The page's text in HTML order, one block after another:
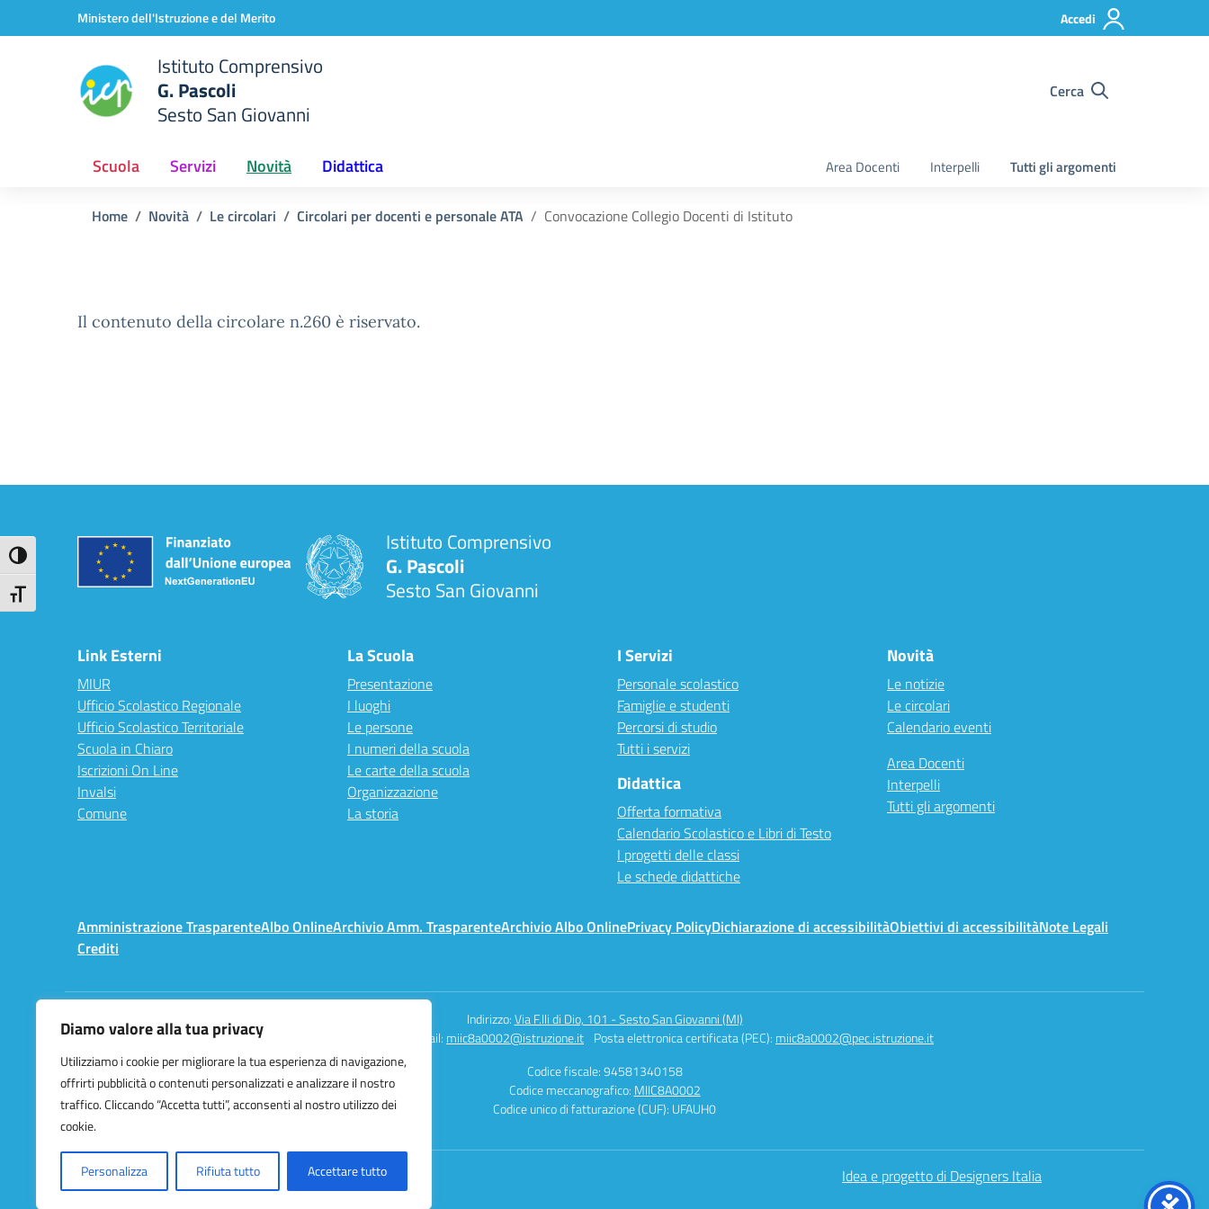
Diamo valore alla tua privacy
Utilizziamo i cookie per migliorare la tua esperienza di navigazione,
offrirti pubblicità o contenuti personalizzati e analizzare il nostro
traffico. Cliccando “Accetta tutti”, acconsenti al nostro utilizzo dei
cookie.
Personalizza Rifiuta tutto Accettare tutto
Attiva/disattiva alto contrasto
Attiva/disattiva dimensione testo
Vai ai contenuti
Vai al menu di navigazioneMinistero dell'Istruzione e del Merito Accedi
Istituto Comprensivo
G. Pascoli
Sesto San Giovanni
Cerca
Scuola Servizi Novità Didattica Area Docenti Interpelli Tutti gli argomenti
Home Novità Le circolari Circolari per docenti e personale ATA Convocazione Collegio Docenti di Istituto
Il contenuto della circolare n.260 è riservato.
Istituto Comprensivo
G. Pascoli
Sesto San Giovanni
Link Esterni
MIUR
Ufficio Scolastico Regionale
Ufficio Scolastico Territoriale
Scuola in Chiaro
Iscrizioni On Line
Invalsi
Comune
La Scuola
Presentazione
I luoghi
Le persone
I numeri della scuola
Le carte della scuola
Organizzazione
La storia
I Servizi
Personale scolastico
Famiglie e studenti
Percorsi di studio
Tutti i servizi
Didattica
Offerta formativa
Calendario Scolastico e Libri di Testo
I progetti delle classi
Le schede didattiche
Novità
Le notizie
Le circolari
Calendario eventi
Area Docenti
Interpelli
Tutti gli argomenti
Amministrazione TrasparenteAlbo OnlineArchivio Amm. TrasparenteArchivio Albo OnlinePrivacy PolicyDichiarazione di accessibilitàObiettivi di accessibilitàNote Legali
Crediti
Indirizzo:Via F.lli di Dio, 101 - Sesto San Giovanni (MI)
Email: miic8a0002@istruzione.it Posta elettronica certificata (PEC): miic8a0002@pec.istruzione.it
Codice fiscale: 94581340158
Codice meccanografico: MIIC8A0002
Codice unico di fatturazione (CUF): UFAUH0
Idea e progetto di Designers Italia